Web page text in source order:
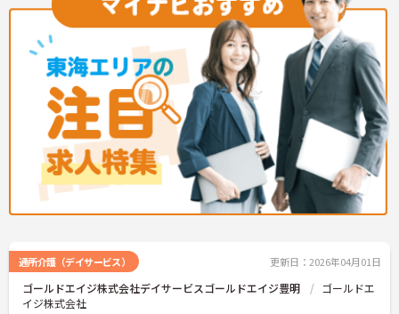
通所介護（デイサービス） 更新日：2026年04月01日
ゴールドエイジ株式会社デイサービスゴールドエイジ豊明
ゴールドエ
イジ株式会社